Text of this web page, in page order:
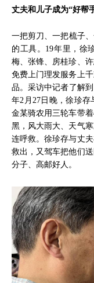
丈夫和儿子成为“好帮
一把剪刀、一把梳子
的工具。19年里，徐
梅、张锋、房桂珍、
免费上门理发服务上
品。采访中记者了解
年2月27日晚，徐珍
金某骑农用三轮车带
黑，风大雨大、天气
连呼救。徐珍存与丈
救出，又驾车把他们
分子、高邮好人。